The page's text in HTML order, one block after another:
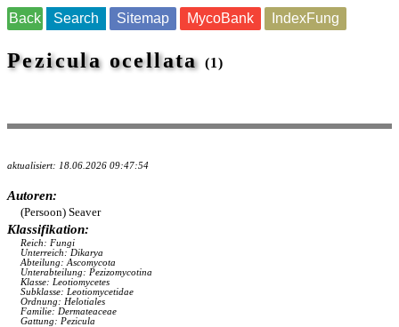
Back Search Sitemap MycoBank IndexFung
Pezicula ocellata(1)
aktualisiert: 18.06.2026 09:47:54
Autoren:
(Persoon) Seaver
Klassifikation:
Reich: Fungi
Unterreich: Dikarya
Abteilung: Ascomycota
Unterabteilung: Pezizomycotina
Klasse: Leotiomycetes
Subklasse: Leotiomycetidae
Ordnung: Helotiales
Familie: Dermateaceae
Gattung: Pezicula